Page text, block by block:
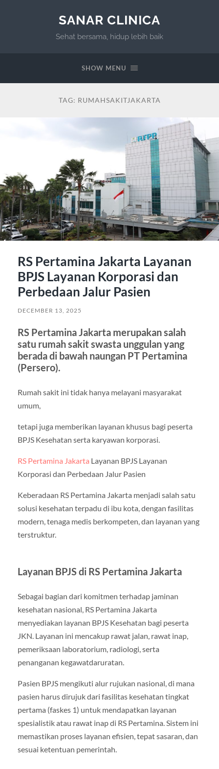
SANAR CLINICA
Sehat bersama, hidup lebih baik
SHOW MENU
TAG: RUMAHSAKITJAKARTA
RS Pertamina Jakarta Layanan
BPJS Layanan Korporasi dan
Perbedaan Jalur Pasien
DECEMBER 13, 2025
RS Pertamina Jakarta merupakan salah
satu rumah sakit swasta unggulan yang
berada di bawah naungan PT Pertamina
(Persero).
Rumah sakit ini tidak hanya melayani masyarakat
umum,
tetapi juga memberikan layanan khusus bagi peserta
BPJS Kesehatan serta karyawan korporasi.
RS Pertamina Jakarta Layanan BPJS Layanan
Korporasi dan Perbedaan Jalur Pasien
Keberadaan RS Pertamina Jakarta menjadi salah satu
solusi kesehatan terpadu di ibu kota, dengan fasilitas
modern, tenaga medis berkompeten, dan layanan yang
terstruktur.
Layanan BPJS di RS Pertamina Jakarta
Sebagai bagian dari komitmen terhadap jaminan
kesehatan nasional, RS Pertamina Jakarta
menyediakan layanan BPJS Kesehatan bagi peserta
JKN. Layanan ini mencakup rawat jalan, rawat inap,
pemeriksaan laboratorium, radiologi, serta
penanganan kegawatdaruratan.
Pasien BPJS mengikuti alur rujukan nasional, di mana
pasien harus dirujuk dari fasilitas kesehatan tingkat
pertama (faskes 1) untuk mendapatkan layanan
spesialistik atau rawat inap di RS Pertamina. Sistem ini
memastikan proses layanan efisien, tepat sasaran, dan
sesuai ketentuan pemerintah.